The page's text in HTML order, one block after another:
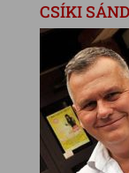
CSÍKI